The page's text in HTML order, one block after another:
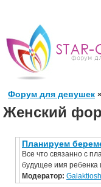
Форум для девушек
Женский
Планируем
Все что связанно с
будущее имя ребенка
Модератор: